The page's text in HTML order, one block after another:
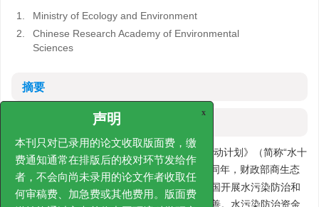
1.
Ministry of Ecology and Environment
2.
Chinese Research Academy of Environmental
Sciences
摘要
2015年，国务院制定印发《水污染防治行动计划》（简称“水十
条”）
[1]
。为推进“水十条”重点目标任务实施，同年，财政部商生态
环境部整合设立水污染防治资金，引导支持全国开展水污染防治和
水生态环境保护工作，推进水生态环境质量改善。水污染防治资金
声明
本刊只对已录用的论文收取版面费，缴
费通知通常在排版后的校对环节发给作
者，不会向尚未录用的论文作者收取任
何审稿费、加急费或其他费用。版面费